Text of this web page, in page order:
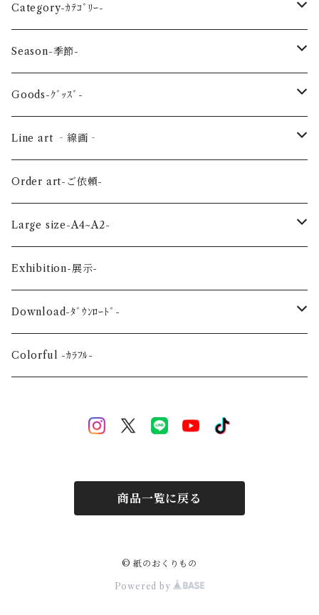
Category-ｶﾃｺﾞﾘｰ-
reptile-爬虫類-
Sea-海の生き物-
Bird-鳥-
Land-陸の生き物-
Planet-惑星-
Flower-花-
Wedding-婚礼-
Event-祝祭-
Mother's Day
Season-季節-
Spring-春-
Summer-夏-
Autumn-秋-
Winter-冬-
Goods-ｸﾞｯｽﾞ-
Key ring -ｷｰﾎﾙﾀﾞｰ
Art panel -ｱｰﾄﾊﾟﾈﾙ-
Acrylic figure -ｱｸﾘﾙﾌｨｷﾞｭｱ-
Line art ‐線画‐
Flower ‐花-
Mini -ミニ-
Okinawa-沖縄-
Order art-ご依頼-
Large size-A4~A2-
A4
A3
A2
Exhibition-展示-
Download-ﾀﾞｳﾝﾛｰﾄﾞ-
Alphabet-文字-
Colorful -ｶﾗﾌﾙ-
商品一覧に戻る
© 紙のおくりもの
Powered by